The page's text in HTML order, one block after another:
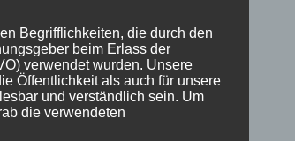
anders
Die klare Luft, der Duft
einem fast schon
Begrifflichkeiten, die durch den
beim Erlass der
verwendet wurden. Unsere
Öffentlichkeit als auch für unsere
und verständlich sein. Um
die verwendeten